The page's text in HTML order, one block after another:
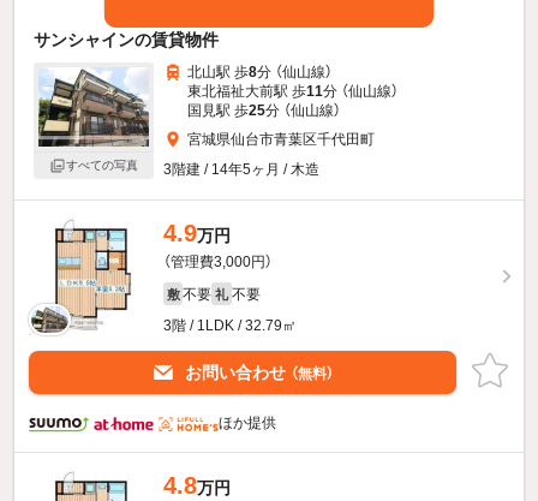
サンシャインの賃貸物件
すべての写真
北山駅 歩8分 （仙山線）
東北福祉大前駅 歩11分 （仙山線）
国見駅 歩25分 （仙山線）
宮城県仙台市青葉区千代田町
3階建 / 14年5ヶ月 / 木造
4.9万円
（管理費3,000円）
敷 不要 礼 不要
3階 / 1LDK / 32.79㎡
お問い合わせ （無料）
ほか提供
4.8万円